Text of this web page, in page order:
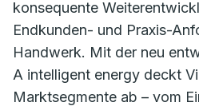
konsequente
Endkunden- und Praxis-
Handwerk. Mit der neu
A intelligent energy deckt
Marktsegmente ab – vom